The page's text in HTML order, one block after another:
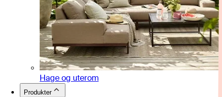
Hage og uterom
Produkter